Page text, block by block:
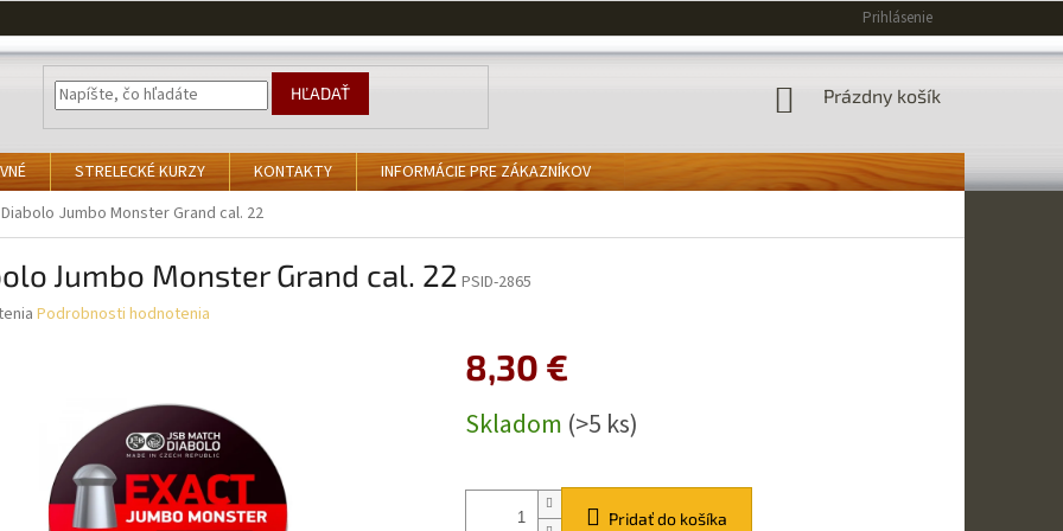
Prihlásenie
HĽADAŤ
NÁKUPNÝ
Prázdny košík
STRELECKÉ KURZY KONTAKTY
INFORMÁCIE PRE ZÁKAZNÍKOV
Diabolo Jumbo Monster Grand cal. 22
Jumbo Monster Grand cal. 22 PSID-2865
Podrobnosti hodnotenia
8,30 €
cena:
Skladom (>5 ks)
Pridať do košíka